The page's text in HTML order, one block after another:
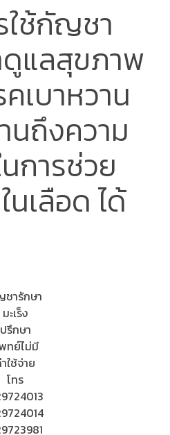
ใช้กัญชา
แลสุขภาพ
เบาหวาน
นถึงความ
นการช่วย
เลือด ได้
ารักษา
มะเร็ง
ปรึกษา
ทย์ไม่มี
ใช้จ่าย
โทร